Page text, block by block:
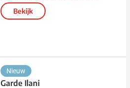
Bekijk
Nieuw
Garde Ilani